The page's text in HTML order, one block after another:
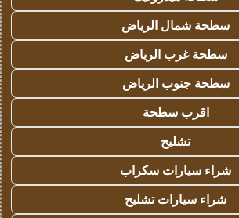
سطحة شمال الرياض
سطحة غرب الرياض
سطحة جنوب الرياض
اقرب سطحة
تشليح
شراء سيارات سكراب
شراء سيارات تشليح